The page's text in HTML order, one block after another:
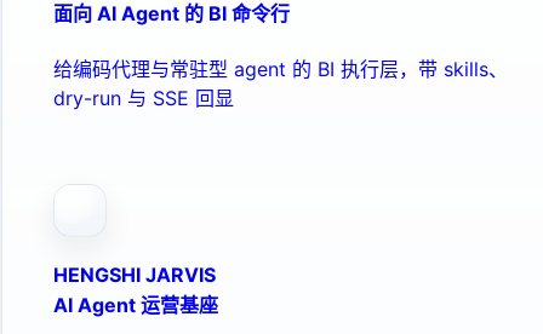
面向 AI Agent 的 BI 命令行
给编码代理与常驻型 agent 的 BI 执行层，带 skills、
dry-run 与 SSE 回显
HENGSHI JARVIS
AI Agent 运营基座